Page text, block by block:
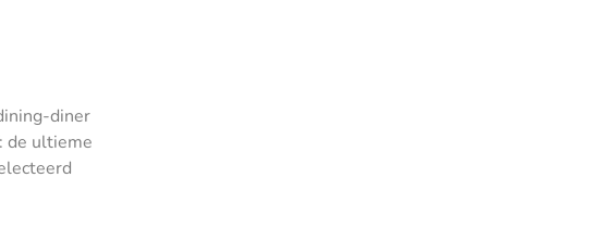
diner
de ultieme